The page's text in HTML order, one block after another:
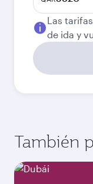
Las
de ida y
También